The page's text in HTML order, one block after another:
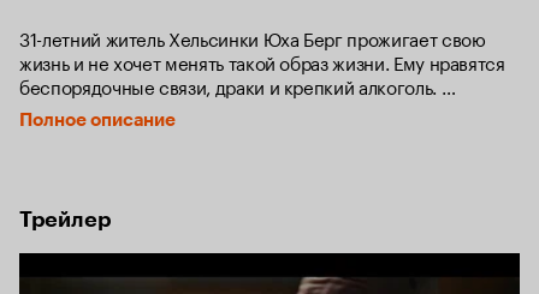
31-летний житель Хельсинки Юха Берг прожигает свою
жизнь и не хочет менять такой образ жизни. Ему нравятся
беспорядочные связи, драки и крепкий алкоголь.
Но однажды Юха влюбляется в Тиину, руководительницу
группы анонимных алкоголиков, и ради любви решает
постоянно вмешивается лучший друг парня Микаэль,
тунеядец и алкоголик.
Полное описание
Трейлер